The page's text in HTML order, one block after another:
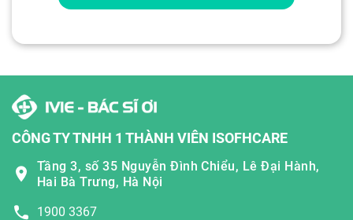
CÔNG TY TNHH 1 THÀNH VIÊN ISOFHCARE
Tầng 3, số 35 Nguyễn Đình Chiểu, Lê Đại Hành,
Hai Bà Trưng, Hà Nội
1900 3367